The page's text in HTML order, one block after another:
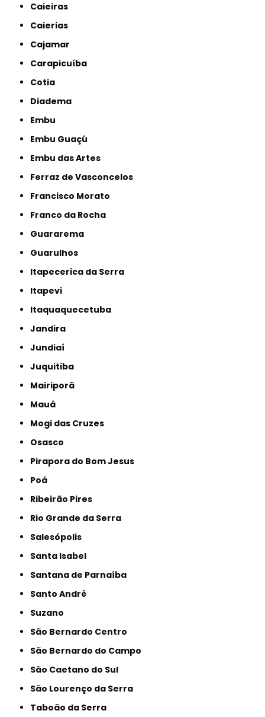
Caieiras
Caierias
Cajamar
Carapicuíba
Cotia
Diadema
Embu
Embu Guaçú
Embu das Artes
Ferraz de Vasconcelos
Francisco Morato
Franco da Rocha
Guararema
Guarulhos
Itapecerica da Serra
Itapevi
Itaquaquecetuba
Jandira
Jundiaí
Juquitiba
Mairiporã
Mauá
Mogi das Cruzes
Osasco
Pirapora do Bom Jesus
Poá
Ribeirão Pires
Rio Grande da Serra
Salesópolis
Santa Isabel
Santana de Parnaíba
Santo André
Suzano
São Bernardo Centro
São Bernardo do Campo
São Caetano do Sul
São Lourenço da Serra
Taboão da Serra